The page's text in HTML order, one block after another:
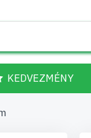
KEDVEZMÉNY